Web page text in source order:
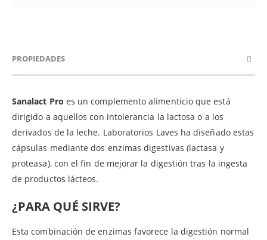
PROPIEDADES
Sanalact Pro es un complemento alimenticio que está
dirigido a aquellos con intolerancia la lactosa o a los
derivados de la leche. Laboratorios Laves ha diseñado estas
cápsulas mediante dos enzimas digestivas (lactasa y
proteasa), con el fin de mejorar la digestión tras la ingesta
de productos lácteos.
¿PARA QUÉ SIRVE?
Esta combinación de enzimas favorece la digestión normal